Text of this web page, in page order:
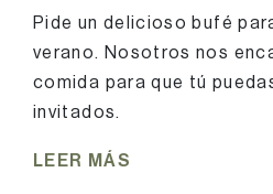
Pide un delicioso bufé
verano. Nosotros nos
comida para que tú
invitados.
LEER MÁS